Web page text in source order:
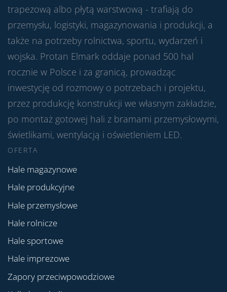
trapezową albo płytą warstwową - trafiają do
przemysłu, logistyki, magazynowania i produkcji, a
także na potrzeby rolnictwa, sportu, wydarzeń i
wojska. Protan Elmark oddaje ponad 500 hal
rocznie w Polsce i za granicą, prowadząc
inwestycję od rozmowy o potrzebach i projektu,
przez produkcję konstrukcji we własnym zakładzie,
po montaż gotowej hali z bramami przemysłowymi,
świetlikami, wentylacją i oświetleniem LED.
OFERTA
Hale magazynowe
Hale produkcyjne
Hale przemysłowe
Hale rolnicze
Hale sportowe
Hale imprezowe
Zapory przeciwpowodziowe